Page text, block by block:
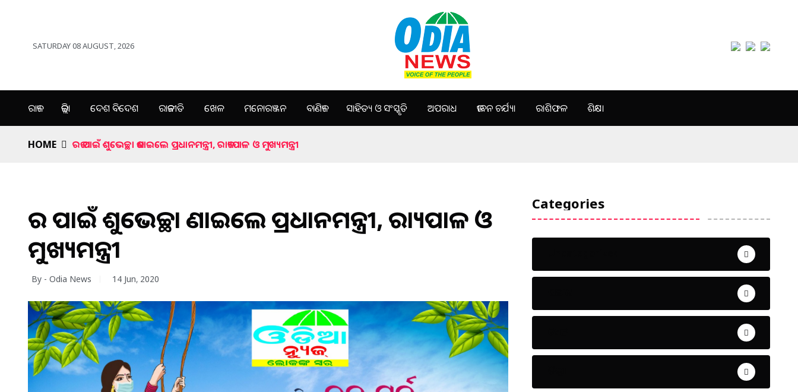
SATURDAY 08 AUGUST, 2026
ରାଜ୍ୟ ଜିଲ୍ଲା ଦେଶ ବିଦେଶ ରାଜନୀତି ଖେଳ ମନୋରଞ୍ଜନ ବାଣିଜ୍ୟ ସାହିତ୍ୟ ଓ ସଂସ୍କୃତି ଅପରାଧ ଜୀବନ ଚର୍ଯ୍ୟା ରାଶିଫଳ ଶିକ୍ଷା
HOME ରଜ ପାଇଁ ଶୁଭେଚ୍ଛା ଜଣାଇଲେ ପ୍ରଧାନମନ୍ତ୍ରୀ, ରାଜ୍ୟପାଳ ଓ ମୁଖ୍ୟମନ୍ତ୍ରୀ
ରଜ ପାଇଁ ଶୁଭେଚ୍ଛା ଜଣାଇଲେ ପ୍ରଧାନମନ୍ତ୍ରୀ, ରାଜ୍ୟପାଳ ଓ
ମୁଖ୍ୟମନ୍ତ୍ରୀ
By - Odia News 14 Jun, 2020
Categories